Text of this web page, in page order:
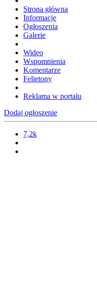
Strona główna
Informacje
Ogłoszenia
Galerie
Wideo
Wspomnienia
Komentarze
Felietony
Reklama w portalu
Dodaj ogłoszenie
7,2k